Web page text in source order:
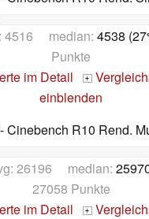
4516 median: 4538
Punkte
im Detail +
einblenden
- Cinebench R10 Rend.
26196 median:
27058 Punkte
im Detail +